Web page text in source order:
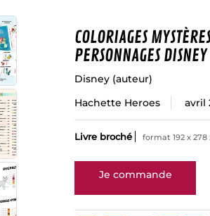
COLORIAGES
PERSONNAGES DISNEY
Disney (auteur)
Hachette Heroes
avril
Livre broché format 192 x 278